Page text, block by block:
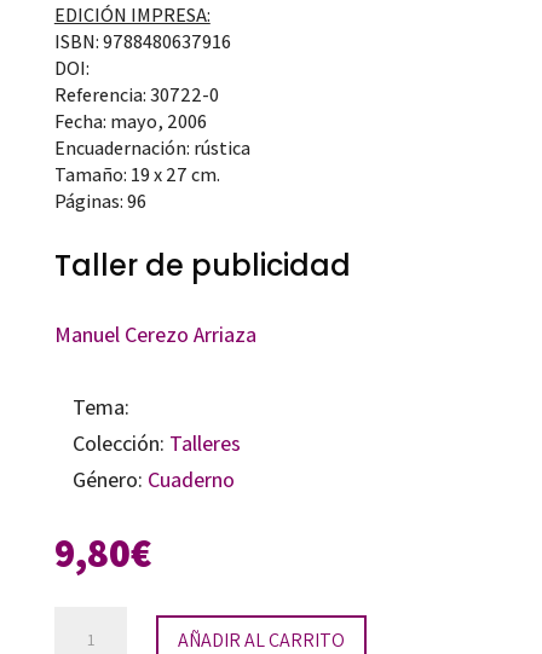
EDICIÓN IMPRESA:
ISBN: 9788480637916
DOI:
Referencia: 30722-0
Fecha: mayo, 2006
Encuadernación: rústica
Tamaño: 19 x 27 cm.
Páginas: 96
Taller de publicidad
Manuel Cerezo Arriaza
Tema:
Colección: Talleres
Género: Cuaderno
9,80€
AÑADIR AL CARRITO